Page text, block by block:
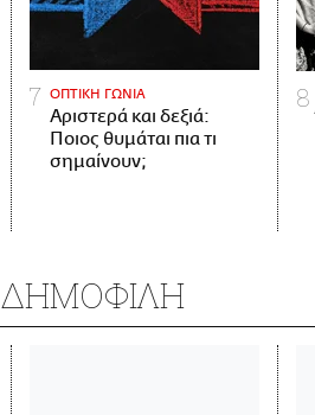
ΟΠΤΙΚΗ ΓΩΝΙΑ
Αριστερά και δεξιά:
Ποιος θυμάται πια τι
σημαίνουν;
ΔΗΜΟΦΙΛΗ